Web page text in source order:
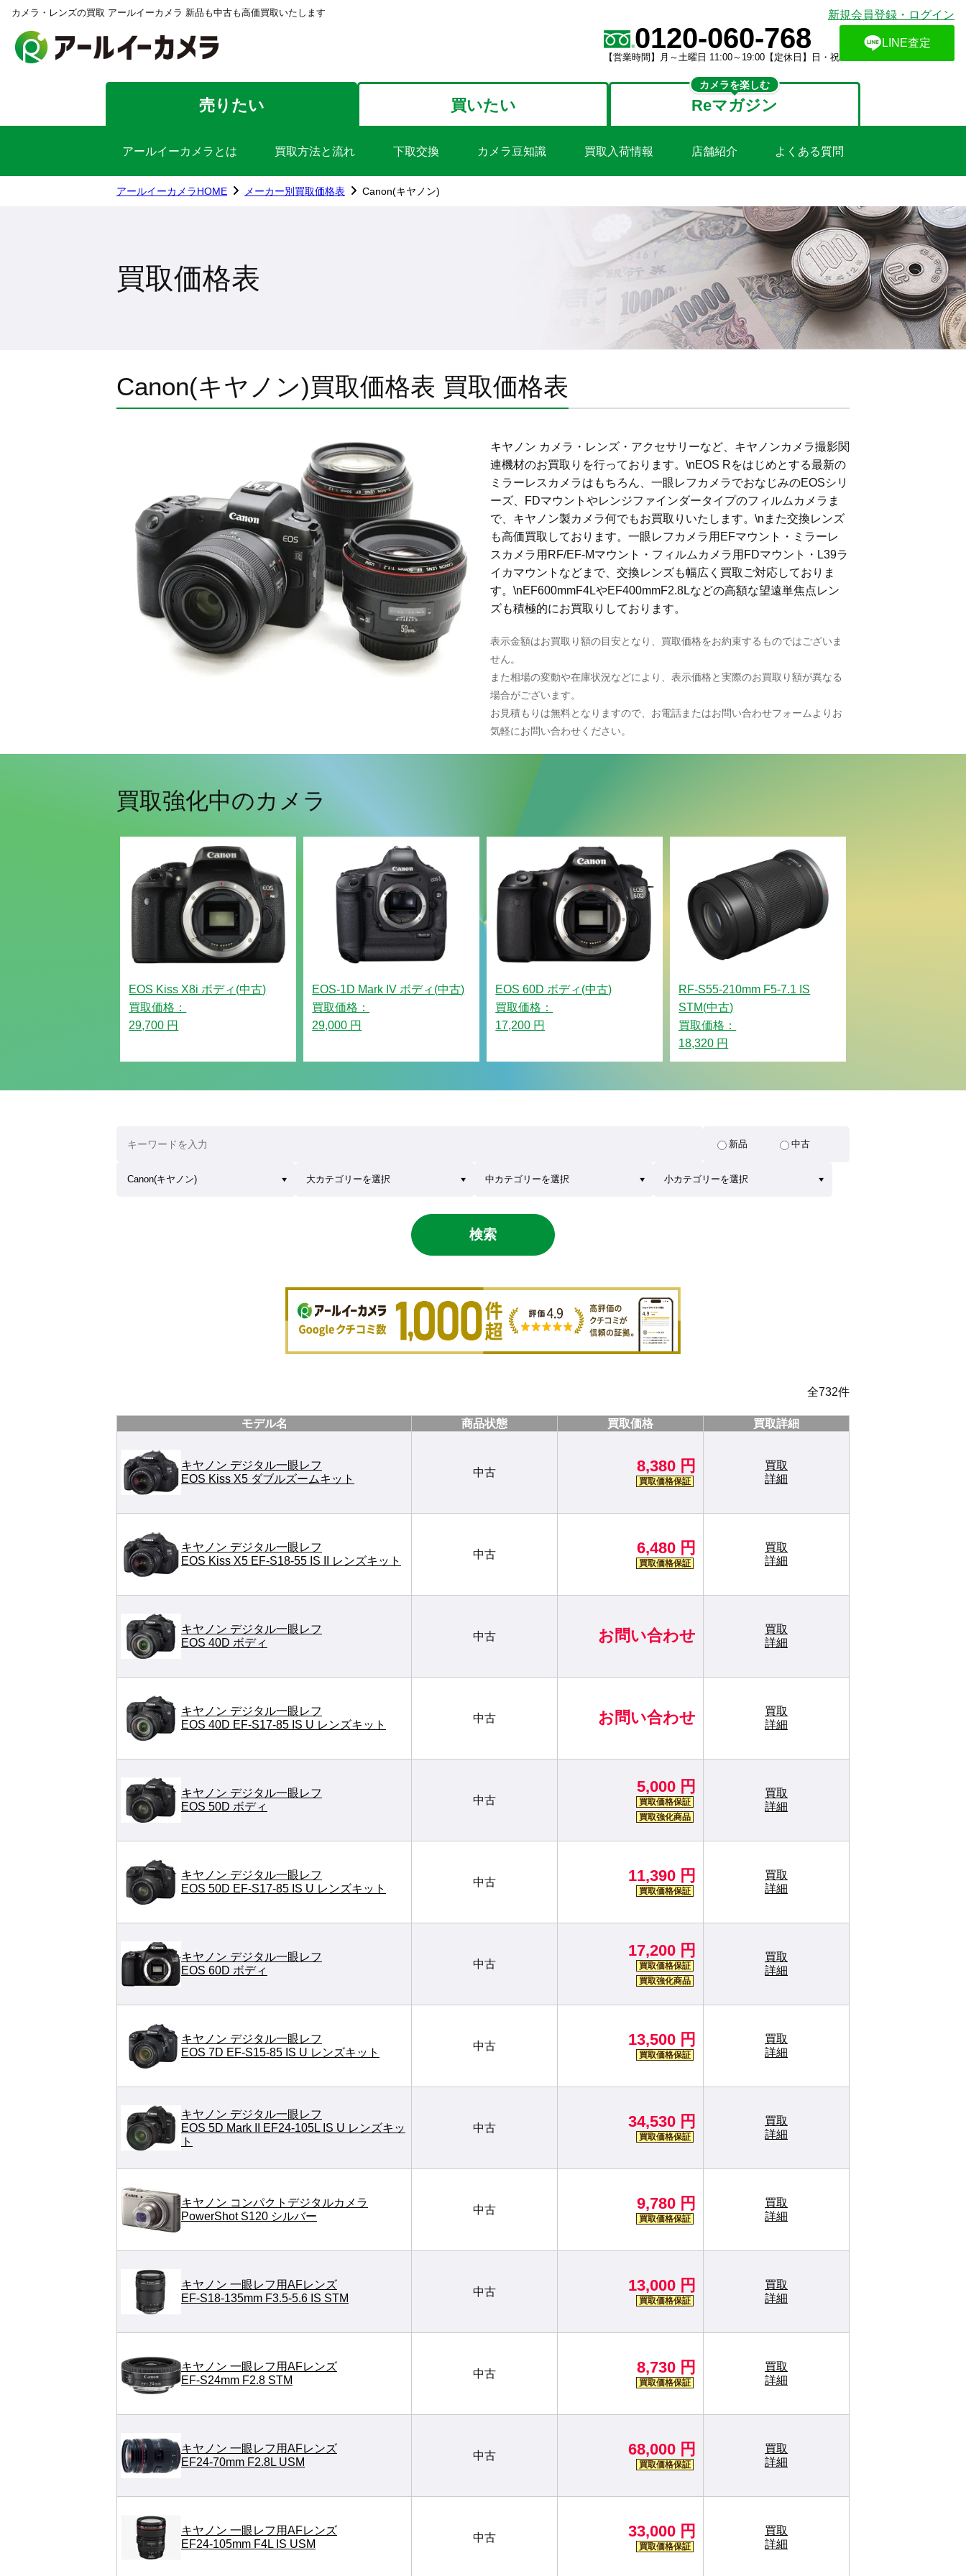
カメラ・レンズの買取 アールイーカメラ 新品も中古も高価買取いたします 新規会員登録・ログイン
0120-060-768
【営業時間】月～土曜日 11:00～19:00【定休日】日・祝
LINE査定
売りたい 買いたい Reマガジン
カメラを楽しむ
アールイーカメラとは 買取方法と流れ 下取交換 カメラ豆知識 買取入荷情報 店舗紹介 よくある質問
アールイーカメラHOME メーカー別買取価格表 Canon(キヤノン)
買取価格表
Canon(キヤノン)買取価格表 買取価格表
キヤノン カメラ・レンズ・アクセサリーなど、キヤノンカメラ撮影関
連機材のお買取りを行っております。\nEOS Rをはじめとする最新の
ミラーレスカメラはもちろん、一眼レフカメラでおなじみのEOSシリ
ーズ、FDマウントやレンジファインダータイプのフィルムカメラま
で、キヤノン製カメラ何でもお買取りいたします。\nまた交換レンズ
も高価買取しております。一眼レフカメラ用EFマウント・ミラーレ
スカメラ用RF/EF-Mマウント・フィルムカメラ用FDマウント・L39ラ
イカマウントなどまで、交換レンズも幅広く買取ご対応しておりま
す。\nEF600mmF4LやEF400mmF2.8Lなどの高額な望遠単焦点レン
ズも積極的にお買取りしております。
表示金額はお買取り額の目安となり、買取価格をお約束するものではございま
せん。
また相場の変動や在庫状況などにより、表示価格と実際のお買取り額が異なる
場合がございます。
お見積もりは無料となりますので、お電話またはお問い合わせフォームよりお
気軽にお問い合わせください。
買取強化中のカメラ
EOS Kiss X8i ボディ (中古)
買取価格：
29,700 円
EOS-1D Mark IV ボディ (中古)
買取価格：
29,000 円
EOS 60D ボディ (中古)
買取価格：
17,200 円
RF-S55-210mm F5-7.1 IS
STM(中古)
買取価格：
18,320 円
新品 中古
検索
全732件
モデル名 商品状態 買取価格 買取詳細
キヤノン デジタル一眼レフ
EOS Kiss X5 ダブルズームキット
中古 8,380 円
買取価格保証
買取
詳細
キヤノン デジタル一眼レフ
EOS Kiss X5 EF-S18-55 IS II レンズキット
中古 6,480 円
買取価格保証
買取
詳細
キヤノン デジタル一眼レフ
EOS 40D ボディ
中古 お問い合わせ
買取
詳細
キヤノン デジタル一眼レフ
EOS 40D EF-S17-85 IS U レンズキット
中古 お問い合わせ
買取
詳細
キヤノン デジタル一眼レフ
EOS 50D ボディ
中古
5,000 円
買取価格保証
買取強化商品
買取
詳細
キヤノン デジタル一眼レフ
EOS 50D EF-S17-85 IS U レンズキット
中古 11,390 円
買取価格保証
買取
詳細
キヤノン デジタル一眼レフ
EOS 60D ボディ
中古
17,200 円
買取価格保証
買取強化商品
買取
詳細
キヤノン デジタル一眼レフ
EOS 7D EF-S15-85 IS U レンズキット
中古 13,500 円
買取価格保証
買取
詳細
キヤノン デジタル一眼レフ
EOS 5D Mark II EF24-105L IS U レンズキッ
ト
中古 34,530 円
買取価格保証
買取
詳細
キヤノン コンパクトデジタルカメラ
PowerShot S120 シルバー
中古 9,780 円
買取価格保証
買取
詳細
キヤノン 一眼レフ用AFレンズ
EF-S18-135mm F3.5-5.6 IS STM
中古 13,000 円
買取価格保証
買取
詳細
キヤノン 一眼レフ用AFレンズ
EF-S24mm F2.8 STM
中古 8,730 円
買取価格保証
買取
詳細
キヤノン 一眼レフ用AFレンズ
EF24-70mm F2.8L USM
中古 68,000 円
買取価格保証
買取
詳細
キヤノン 一眼レフ用AFレンズ
EF24-105mm F4L IS USM
中古 33,000 円
買取価格保証
買取
詳細